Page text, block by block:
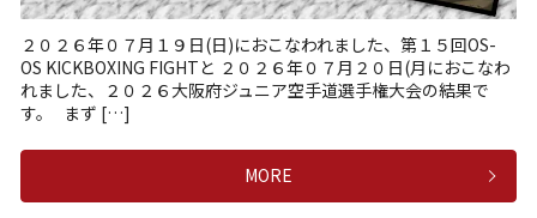
２０２６年０７月１９日(日)におこなわれました、第１５回OS-
OS KICKBOXING FIGHTと ２０２６年０７月２０日(月におこなわ
れました、２０２６大阪府ジュニア空手道選手権大会の結果で
す。 まず […]
MORE